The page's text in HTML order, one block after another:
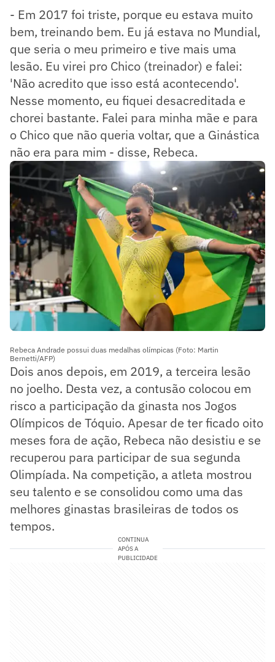
- Em 2017 foi triste, porque eu estava muito
bem, treinando bem. Eu já estava no Mundial,
que seria o meu primeiro e tive mais uma
lesão. Eu virei pro Chico (treinador) e falei:
'Não acredito que isso está acontecendo'.
Nesse momento, eu fiquei desacreditada e
chorei bastante. Falei para minha mãe e para
o Chico que não queria voltar, que a Ginástica
não era para mim - disse, Rebeca.
Rebeca Andrade possui duas medalhas olímpicas (Foto: Martin
Bernetti/AFP)
Dois anos depois, em 2019, a terceira lesão
no joelho. Desta vez, a contusão colocou em
risco a participação da ginasta nos Jogos
Olímpicos de Tóquio. Apesar de ter ficado oito
meses fora de ação, Rebeca não desistiu e se
recuperou para participar de sua segunda
Olimpíada. Na competição, a atleta mostrou
seu talento e se consolidou como uma das
melhores ginastas brasileiras de todos os
tempos.
CONTINUA
APÓS A
PUBLICIDADE